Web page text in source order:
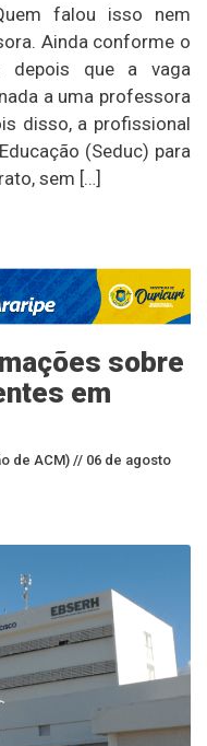
falou isso nem
Ainda conforme o
depois que a vaga
a uma professora
disso, a profissional
(Seduc) para
sem […]
sobre
em
de ACM) // 06 de agosto